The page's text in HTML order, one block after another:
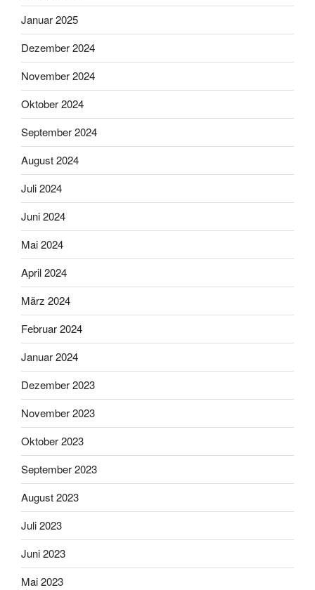
Januar 2025
Dezember 2024
November 2024
Oktober 2024
September 2024
August 2024
Juli 2024
Juni 2024
Mai 2024
April 2024
März 2024
Februar 2024
Januar 2024
Dezember 2023
November 2023
Oktober 2023
September 2023
August 2023
Juli 2023
Juni 2023
Mai 2023